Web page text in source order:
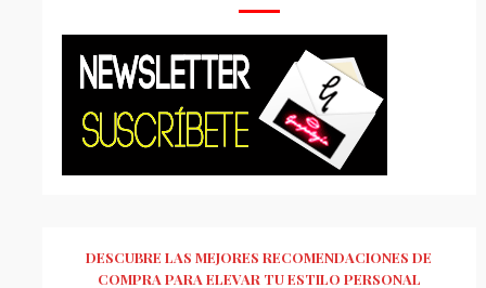
DESCUBRE LAS MEJORES RECOMENDACIONES DE
COMPRA PARA ELEVAR TU ESTILO PERSONAL